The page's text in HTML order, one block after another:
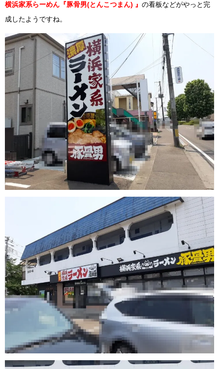
横浜家系らーめん『豚骨男(とんこつまん) 』 の看板などがやっと完
成したようですね。